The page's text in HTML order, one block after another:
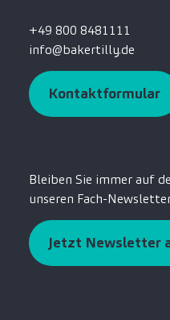
+49 800 8481111
info@bakertilly.de
Kontaktformular
Bleiben Sie immer auf
unseren Fach-
Jetzt Newsletter